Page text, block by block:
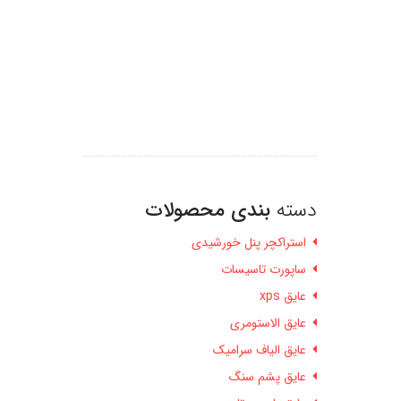
دسته بندی محصولات
استراکچر پنل خورشیدی
ساپورت تاسیسات
عایق xps
عایق الاستومری
عایق الیاف سرامیک
عایق پشم سنگ